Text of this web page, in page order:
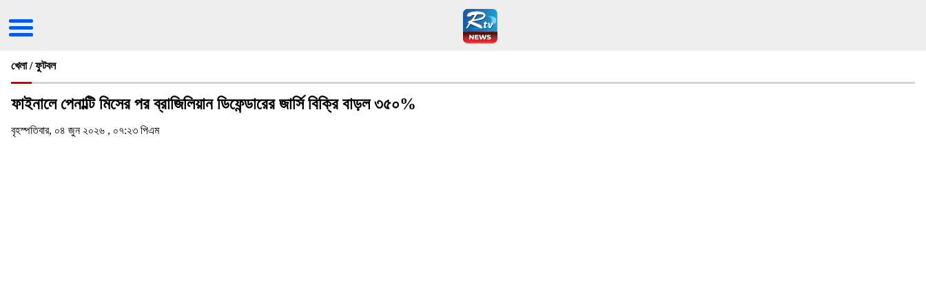
খেলা / ফুটবল
ফাইনালে পেনাল্টি মিসের পর ব্রাজিলিয়ান ডিফেন্ডারের জার্সি বিক্রি বাড়ল ৩৫০%
বৃহস্পতিবার, ০৪ জুন ২০২৬ , ০৭:২৩ পিএম